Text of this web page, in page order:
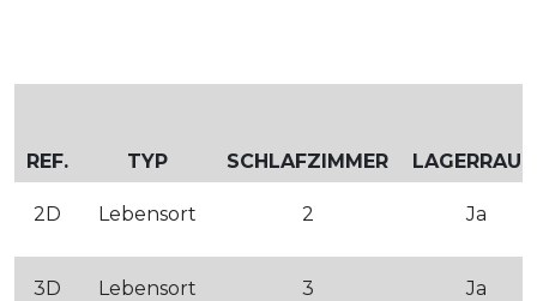
REF. TYP SCHLAFZIMMER
2D Lebensort 2 Ja
3D Lebensort 3 Ja